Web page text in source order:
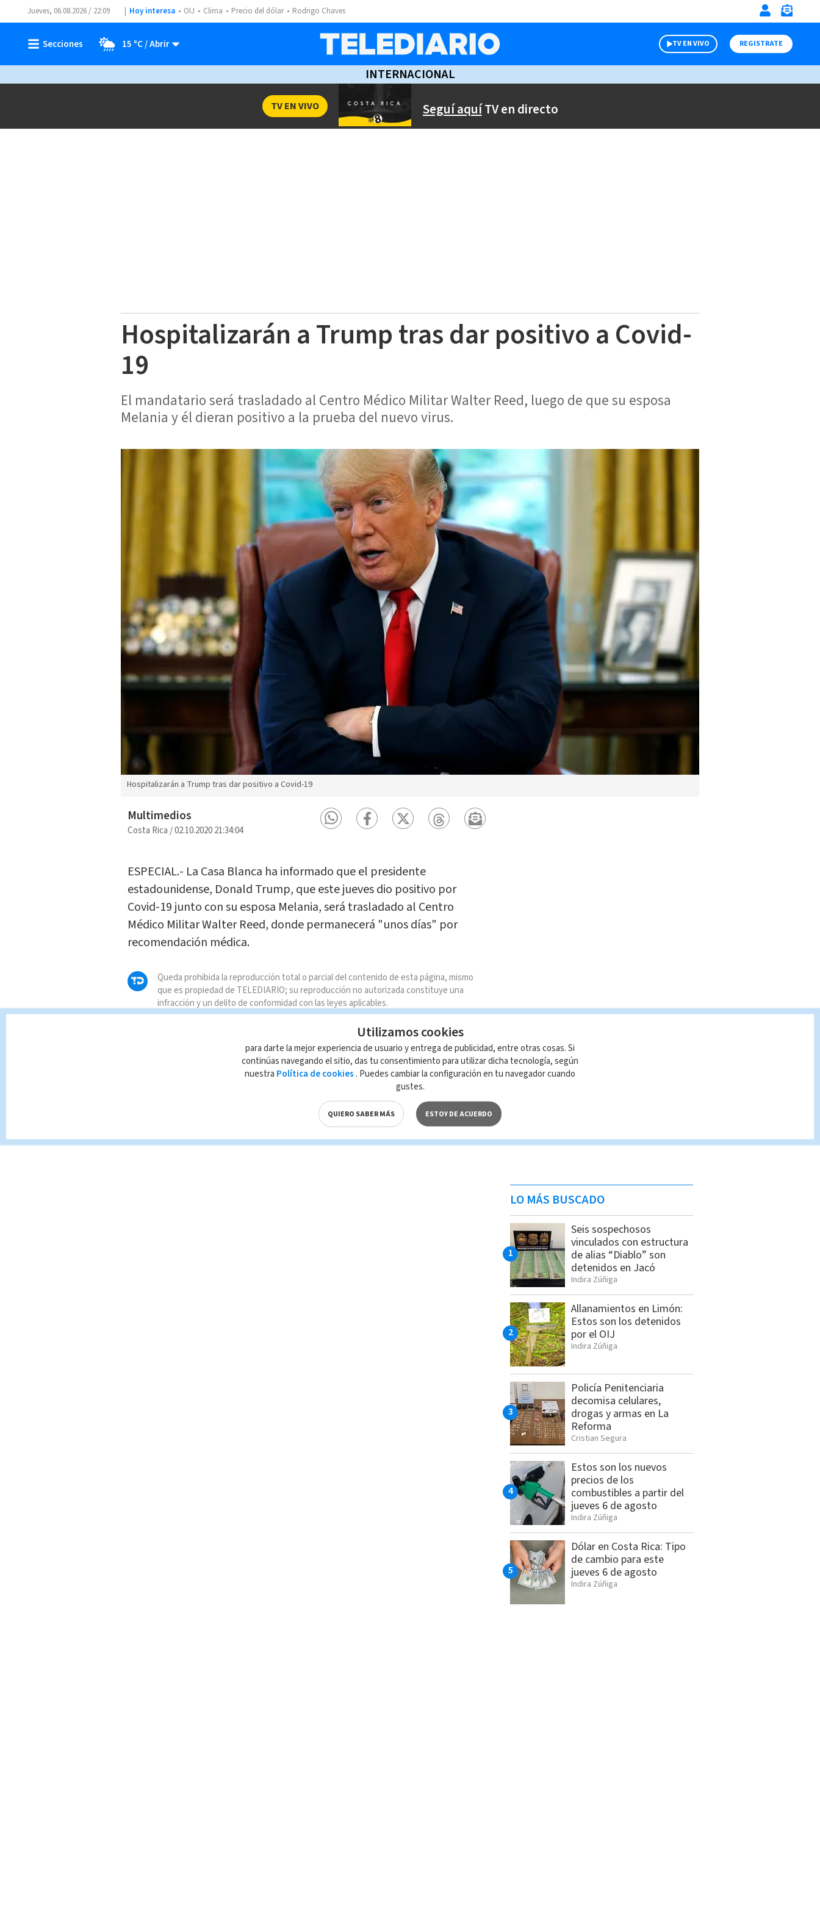
Jueves, 06.08.2026 / 22:09 Hoy interesa OIJ Clima Precio del dólar Rodrigo Chaves
15 ºC TV EN VIVO REGISTRATE
INTERNACIONAL
Seguí aquíTV en directo
TV EN VIVO
Hospitalizarán a Trump tras dar positivo a Covid-
19
El mandatario será trasladado al Centro Médico Militar Walter Reed, luego de que su esposa
Melania y él dieran positivo a la prueba del nuevo virus.
Hospitalizarán a Trump tras dar positivo a Covid-19
Multimedios
Costa Rica/02.10.2020 21:34:04
ESPECIAL.- La Casa Blanca ha informado que el presidente
estadounidense, Donald Trump, que este jueves dio positivo por
Covid-19 junto con su esposa Melania, será trasladado al Centro
Médico Militar Walter Reed, donde permanecerá "unos días" por
recomendación médica.
Queda prohibida la reproducción total o parcial del contenido de esta página, mismo
que es propiedad de TELEDIARIO; su reproducción no autorizada constituye una
infracción y un delito de conformidad con las leyes aplicables.
LO MÁS BUSCADO
Seis sospechosos
vinculados con estructura
de alias “Diablo” son
detenidos en Jacó
Indira Zúñiga
Allanamientos en Limón:
Estos son los detenidos
por el OIJ
Indira Zúñiga
Policía Penitenciaria
decomisa celulares,
drogas y armas en La
Reforma
Cristian Segura
Estos son los nuevos
precios de los
combustibles a partir del
jueves 6 de agosto
Indira Zúñiga
Dólar en Costa Rica: Tipo
de cambio para este
jueves 6 de agosto
Indira Zúñiga
Utilizamos cookies
para darte la mejor experiencia de usuario y entrega de publicidad, entre otras cosas. Si
continúas navegando el sitio, das tu consentimiento para utilizar dicha tecnología, según
nuestra Política de cookies . Puedes cambiar la configuración en tu navegador cuando
gustes.
QUIERO SABER MÁS ESTOY DE ACUERDO